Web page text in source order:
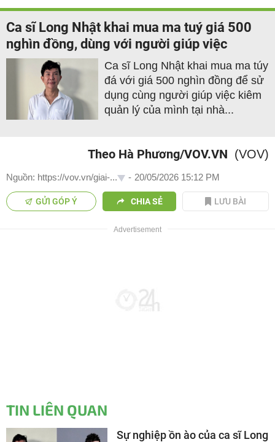
Ca sĩ Long Nhật khai mua ma tuý giá 500
nghìn đồng, dùng với người giúp việc
Ca sĩ Long Nhật khai mua ma túy
đá với giá 500 nghìn đồng để sử
dụng cùng người giúp việc kiêm
quản lý của mình tại nhà...
Theo Hà Phương/VOV.VN (VOV)
Nguồn: https://vov.vn/giai-... - 20/05/2026 15:12 PM
GỬI GÓP Ý CHIA SẺ LƯU BÀI
TIN LIÊN QUAN
Sự nghiệp ồn ào của ca sĩ Long